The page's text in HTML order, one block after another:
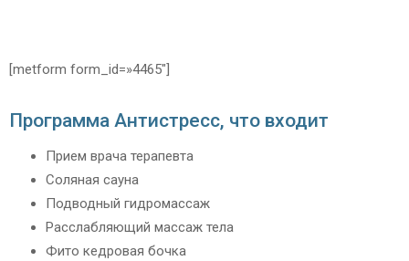
[metform form_id=»4465″]
Программа Антистресс, что входит
Прием врача терапевта
Соляная сауна
Подводный гидромассаж
Расслабляющий массаж тела
Фито кедровая бочка